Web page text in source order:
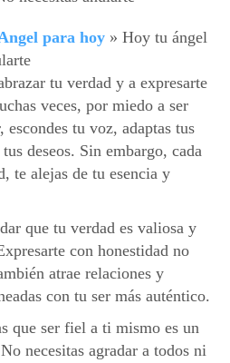
para hoy » Hoy tu ángel
tu verdad y a expresarte
veces, por miedo a ser
escondes tu voz, adaptas tus
deseos. Sin embargo, cada
te alejas de tu esencia y
que tu verdad es valiosa y
con honestidad no
atrae relaciones y
con tu ser más auténtico.
que ser fiel a ti mismo es un
necesitas agradar a todos ni